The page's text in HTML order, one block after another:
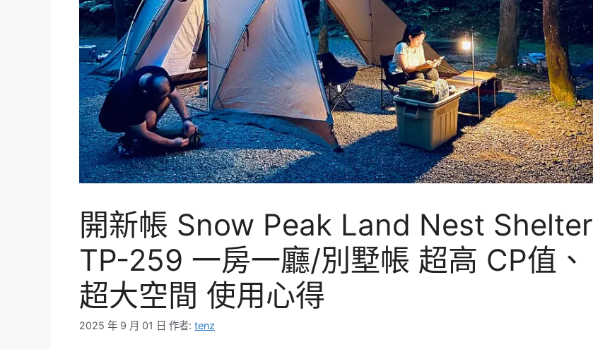
開新帳 Snow Peak Land Nest Shelter
TP-259 一房一廳/別墅帳 超高 CP值、
超大空間 使用心得
2025 年 9 月 01 日 作者: tenz